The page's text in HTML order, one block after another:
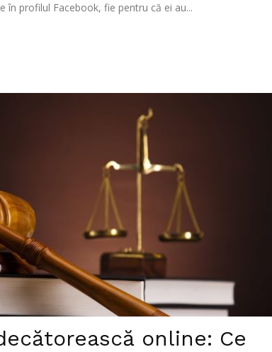
în profilul Facebook, fie pentru că ei au...
online: Ce